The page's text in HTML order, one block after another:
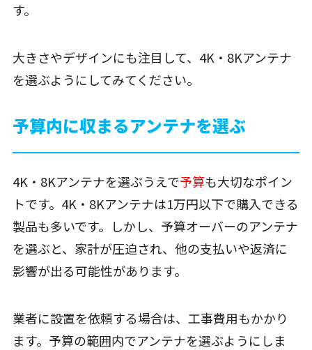
す。
大きさやデザインにも注目して、4K・8Kアンテナ
を選ぶようにしてみてください。
予算内に収まるアンテナを選ぶ
4K・8Kアンテナを選ぶうえで予算も大切なポイン
トです。4K・8Kアンテナは1万円以下で購入できる
製品も多いです。しかし、予算オーバーのアンテナ
を選ぶと、家計が圧迫され、他の支払いや返済に
影響が出る可能性があります。
業者に設置を依頼する場合は、工事費用もかかり
ます。予算の範囲内でアンテナを選ぶようにしま